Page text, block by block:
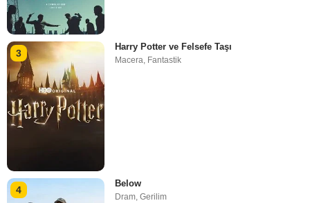
3
Harry Potter ve Felsefe Taşı
Macera Fantastik
4
Below
Dram,Gerilim